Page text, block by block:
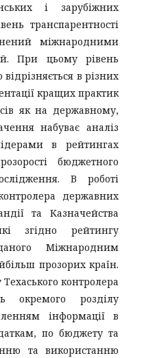
і зарубіжних
транспарентності
міжнародними
При цьому рівень
в різних
кращих практик
як на державному,
набуває аналіз
в рейтингах
бюджетного
В роботі
державних
та Казначейства
згідно рейтингу
Міжнародним
прозорих країн.
контролера
окремого розділу
інформації в
по бюджету та
та використанню